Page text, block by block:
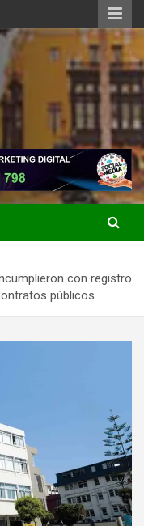
vecinal, municipal y de
sin descuidar las noticias
con registro
públicos